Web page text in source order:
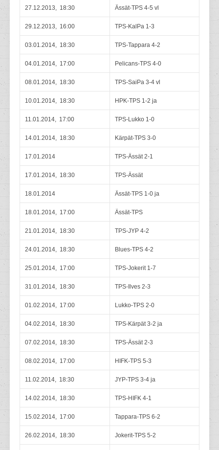
27.12.2013, 18:30 Ässät-TPS 4-5 vl
29.12.2013, 16:00 TPS-KalPa 1-3
03.01.2014, 18:30 TPS-Tappara 4-2
04.01.2014, 17:00 Pelicans-TPS 4-0
08.01.2014, 18:30 TPS-SaiPa 3-4 vl
10.01.2014, 18:30 HPK-TPS 1-2 ja
11.01.2014, 17:00 TPS-Lukko 1-0
14.01.2014, 18:30 Kärpät-TPS 3-0
17.01.2014 TPS-Ässät 2-1
17.01.2014, 18:30 TPS-Ässät
18.01.2014 Ässät-TPS 1-0 ja
18.01.2014, 17:00 Ässät-TPS
21.01.2014, 18:30 TPS-JYP 4-2
24.01.2014, 18:30 Blues-TPS 4-2
25.01.2014, 17:00 TPS-Jokerit 1-7
31.01.2014, 18:30 TPS-Ilves 2-3
01.02.2014, 17:00 Lukko-TPS 2-0
04.02.2014, 18:30 TPS-Kärpät 3-2 ja
07.02.2014, 18:30 TPS-Ässät 2-3
08.02.2014, 17:00 HIFK-TPS 5-3
11.02.2014, 18:30 JYP-TPS 3-4 ja
14.02.2014, 18:30 TPS-HIFK 4-1
15.02.2014, 17:00 Tappara-TPS 6-2
26.02.2014, 18:30 Jokerit-TPS 5-2